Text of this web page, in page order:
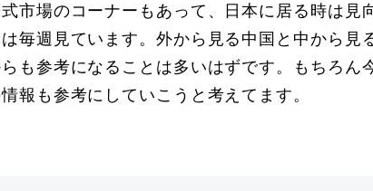
市場のコーナーもあって、日本に居る時は見
毎週見ています。外から見る中国と中から見
も参考になることは多いはずです。もちろん
報も参考にしていこうと考えてます。